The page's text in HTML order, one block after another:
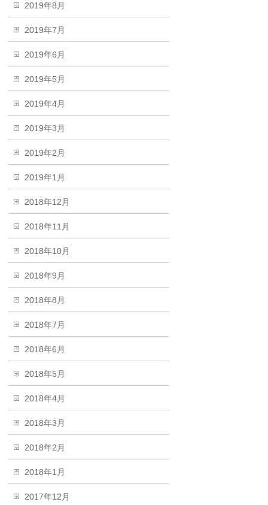
2019年8月
2019年7月
2019年6月
2019年5月
2019年4月
2019年3月
2019年2月
2019年1月
2018年12月
2018年11月
2018年10月
2018年9月
2018年8月
2018年7月
2018年6月
2018年5月
2018年4月
2018年3月
2018年2月
2018年1月
2017年12月